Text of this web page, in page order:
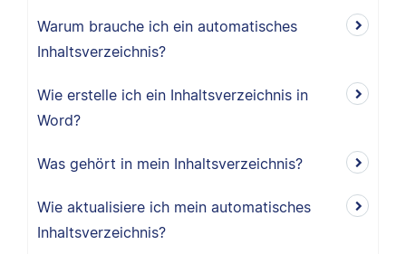
Warum brauche ich ein automatisches
Inhaltsverzeichnis?
Wie erstelle ich ein Inhaltsverzeichnis in
Word?
Was gehört in mein Inhaltsverzeichnis?
Wie aktualisiere ich mein automatisches
Inhaltsverzeichnis?